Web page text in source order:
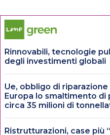
Rinnovabili, tecnologie
degli investimenti globali
Ue, obbligo di
Europa lo smaltimento
circa 35 milioni di
Ristrutturazioni, case più